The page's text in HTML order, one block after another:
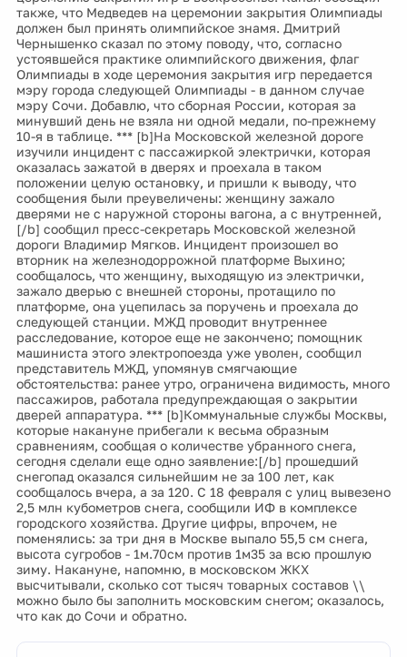
также, что Медведев на церемонии закрытия Олимпиады
должен был принять олимпийское знамя. Дмитрий
Чернышенко сказал по этому поводу, что, согласно
устоявшейся практике олимпийского движения, флаг
Олимпиады в ходе церемония закрытия игр передается
мэру города следующей Олимпиады - в данном случае
мэру Сочи. Добавлю, что сборная России, которая за
минувший день не взяла ни одной медали, по-прежнему
10-я в таблице. *** [b]На Московской железной дороге
изучили инцидент с пассажиркой электрички, которая
оказалась зажатой в дверях и проехала в таком
положении целую остановку, и пришли к выводу, что
сообщения были преувеличены: женщину зажало
дверями не с наружной стороны вагона, а с внутренней,
[/b] сообщил пресс-секретарь Московской железной
дороги Владимир Мягков. Инцидент произошел во
вторник на железнодоррожной платформе Выхино;
сообщалось, что женщину, выходящую из электрички,
зажало дверью с внешней стороны, протащило по
платформе, она уцепилась за поручень и проехала до
следующей станции. МЖД проводит внутреннее
расследование, которое еще не закончено; помощник
машиниста этого электропоезда уже уволен, сообщил
представитель МЖД, упомянув смягчающие
обстоятельства: ранее утро, ограничена видимость, много
пассажиров, работала предупреждающая о закрытии
дверей аппаратура. *** [b]Коммунальные службы Москвы,
которые накануне прибегали к весьма образным
сравнениям, сообщая о количестве убранного снега,
сегодня сделали еще одно заявление:[/b] прошедший
снегопад оказался сильнейшим не за 100 лет, как
сообщалось вчера, а за 120. С 18 февраля с улиц вывезено
2,5 млн кубометров снега, сообщили ИФ в комплексе
городского хозяйства. Другие цифры, впрочем, не
поменялись: за три дня в Москве выпало 55,5 см снега,
высота сугробов - 1м.70см против 1м35 за всю прошлую
зиму. Накануне, напомню, в московском ЖКХ
высчитывали, сколько сот тысяч товарных составов \\
можно было бы заполнить московским снегом; оказалось,
что как до Сочи и обратно.